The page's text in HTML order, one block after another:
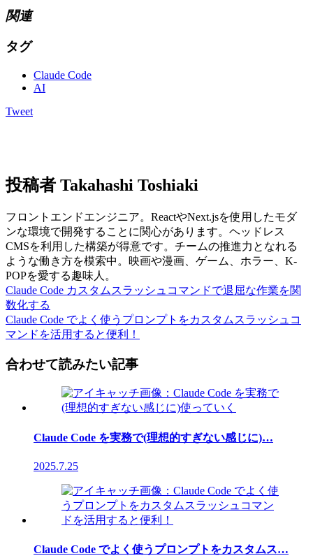
関連
タグ
Claude Code
AI
Tweet
投稿者 Takahashi Toshiaki
フロントエンドエンジニア。ReactやNext.jsを使用したモダ
ンな環境で開発することに関心があります。ヘッドレス
CMSを利用した構築が得意です。チームの推進力となれる
ような働き方を模索中。映画や漫画、ゲーム、ホラー、K-
POPを愛する趣味人。
Claude Code カスタムスラッシュコマンドで退屈な作業を関
数化する
Claude Code でよく使うプロンプトをカスタムスラッシュコ
マンドを活用すると便利！
合わせて読みたい記事
Claude Code を実務で(理想的すぎない感じに)…
2025.7.25
Claude Code でよく使うプロンプトをカスタムス…